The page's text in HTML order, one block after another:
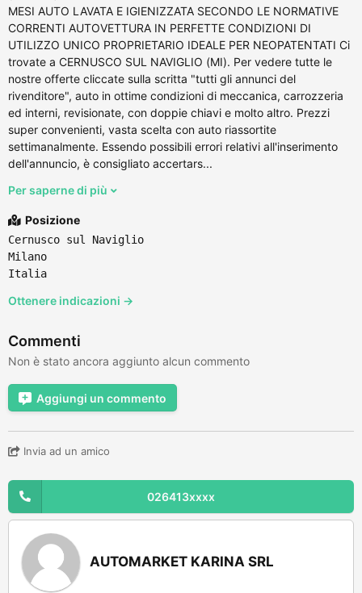
MESI AUTO LAVATA E IGIENIZZATA SECONDO LE NORMATIVE
CORRENTI AUTOVETTURA IN PERFETTE CONDIZIONI DI
UTILIZZO UNICO PROPRIETARIO IDEALE PER NEOPATENTATI Ci
trovate a CERNUSCO SUL NAVIGLIO (MI). Per vedere tutte le
nostre offerte cliccate sulla scritta "tutti gli annunci del
rivenditore", auto in ottime condizioni di meccanica, carrozzeria
ed interni, revisionate, con doppie chiavi e molto altro. Prezzi
super convenienti, vasta scelta con auto riassortite
settimanalmente. Essendo possibili errori relativi all'inserimento
dell'annuncio, è consigliato accertars...
Per saperne di più
Posizione
Cernusco sul Naviglio
Milano
Italia
Ottenere indicazioni →
Commenti
Non è stato ancora aggiunto alcun commento
Aggiungi un commento
Invia ad un amico
026413xxxx
AUTOMARKET KARINA SRL